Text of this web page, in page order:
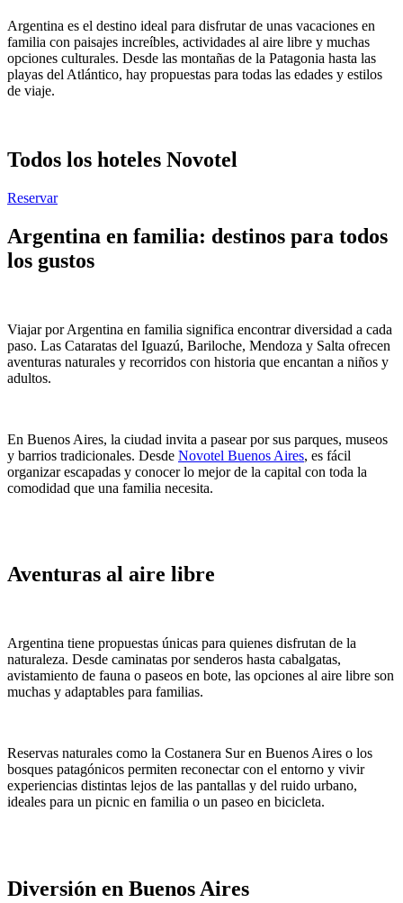
Argentina es el destino ideal para disfrutar de unas vacaciones en
familia con paisajes increíbles, actividades al aire libre y muchas
opciones culturales. Desde las montañas de la Patagonia hasta las
playas del Atlántico, hay propuestas para todas las edades y estilos
de viaje.
Todos los hoteles Novotel
Reservar
Argentina en familia: destinos para todos
los gustos
Viajar por Argentina en familia significa encontrar diversidad a cada
paso. Las Cataratas del Iguazú, Bariloche, Mendoza y Salta ofrecen
aventuras naturales y recorridos con historia que encantan a niños y
adultos.
En Buenos Aires, la ciudad invita a pasear por sus parques, museos
y barrios tradicionales. Desde Novotel Buenos Aires, es fácil
organizar escapadas y conocer lo mejor de la capital con toda la
comodidad que una familia necesita.
Aventuras al aire libre
Argentina tiene propuestas únicas para quienes disfrutan de la
naturaleza. Desde caminatas por senderos hasta cabalgatas,
avistamiento de fauna o paseos en bote, las opciones al aire libre son
muchas y adaptables para familias.
Reservas naturales como la Costanera Sur en Buenos Aires o los
bosques patagónicos permiten reconectar con el entorno y vivir
experiencias distintas lejos de las pantallas y del ruido urbano,
ideales para un picnic en familia o un paseo en bicicleta.
Diversión en Buenos Aires